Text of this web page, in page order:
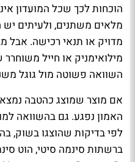
הוכחות לכך שכל המועדון
מלאים משתנים, ולעיתים
מדויק או תנאי רכישה. אבל
מילואימניק או חייל
השוואה פשוטה מול גוגל
אם מוצר שמוצג כהטבה נמצא
האמון נפגע. גם בהשוואה
לפי בדיקות שהוצגו בשוק,
ברשתות סינמה סיטי, הוט